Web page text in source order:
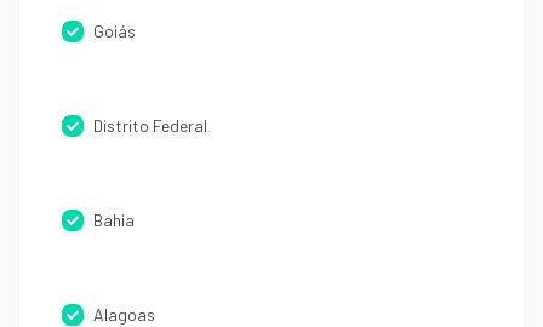
Goiás
Distrito Federal
Bahia
Alagoas